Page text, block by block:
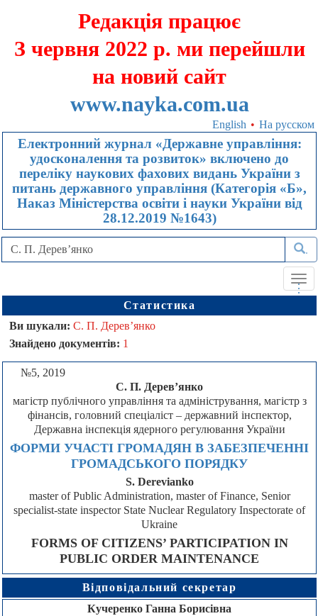
Редакція працює
З червня 2022 р. ми перейшли
на новий сайт
www.nayka.com.ua
English • На русском
Електронний журнал «Державне управління:
удосконалення та розвиток» включено до
переліку наукових фахових видань України з
питань державного управління (Категорія «Б»,
Наказ Міністерства освіти і науки України від
28.12.2019 №1643)
...
Статистика
Ви шукали: С. П. Дерев’янко
Знайдено документів: 1
№5, 2019
С. П. Дерев’янко
магістр публічного управління та адміністрування, магістр з
фінансів, головний спеціаліст – державний інспектор,
Державна інспекція ядерного регулювання України
ФОРМИ УЧАСТІ ГРОМАДЯН В ЗАБЕЗПЕЧЕННІ
ГРОМАДСЬКОГО ПОРЯДКУ
S. Derevianko
master of Public Administration, master of Finance, Senior
specialist-state inspector State Nuclear Regulatory Inspectorate of
Ukraine
FORMS OF CITIZENS’ PARTICIPATION IN
PUBLIC ORDER MAINTENANCE
Відповідальний секретар
Кучеренко Ганна Борисівна